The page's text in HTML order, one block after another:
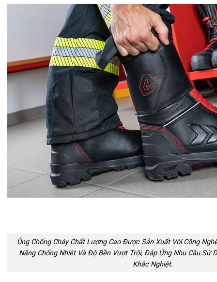
Ủng Chống Cháy Chất Lượng Cao Được Sản Xuất Với Công
Năng Chống Nhiệt Và Độ Bền Vượt Trội, Đáp Ứng Nhu Cầu Sử
Khắc Nghiệt.